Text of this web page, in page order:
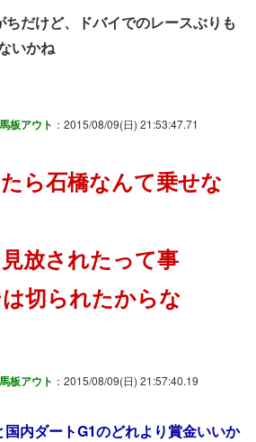
だけど、ドバイでのレースぶりも
いかね
板アウト ：2015/08/09(日) 21:53:47.71
ら石橋なんて乗せな
放されたって事
切られたからな
板アウト ：2015/08/09(日) 21:57:40.19
内ダートG1のどれより賞金いいか